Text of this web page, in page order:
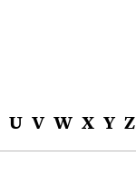
U V W X Y Z